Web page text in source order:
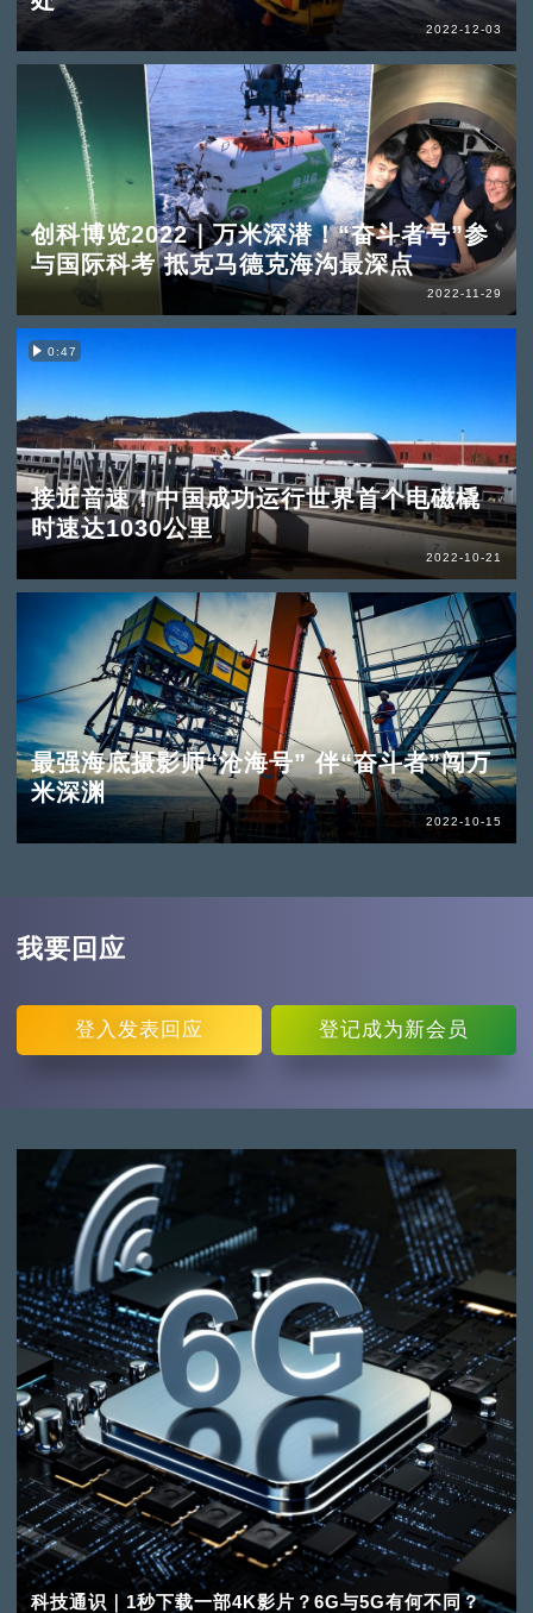
2022-12-03
创科博览2022｜万米深潜！“奋斗者号”参
与国际科考 抵克马德克海沟最深点
2022-11-29
0:47
接近音速！中国成功运行世界首个电磁橇
时速达1030公里
2022-10-21
最强海底摄影师“沧海号” 伴“奋斗者”闯万
米深渊
2022-10-15
我要回应
登入 发表回应 登记成为新会员
科技通识｜1秒下载一部4K影片？6G与5G有何不同？